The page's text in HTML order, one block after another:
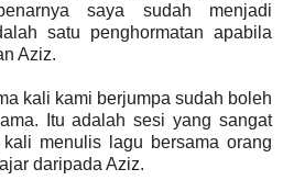
saya sudah menjadi
satu penghormatan apabila
Aziz.
kali kami berjumpa sudah boleh
Itu adalah sesi yang sangat
menulis lagu bersama orang
daripada Aziz.